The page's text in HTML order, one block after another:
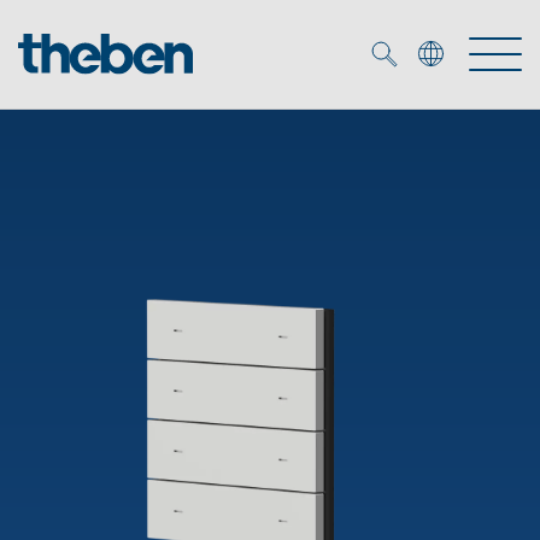
Czujniki obecności i ruchu
Katalogi